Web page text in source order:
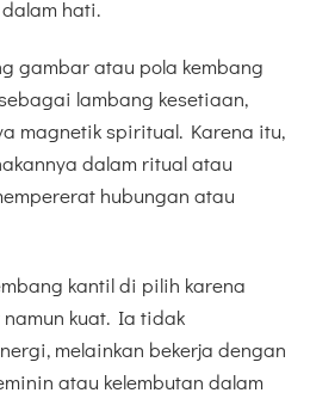
hati.
gambar atau pola kembang
lambang kesetiaan,
magnetik spiritual. Karena itu,
dalam ritual atau
hubungan atau
kantil di pilih karena
kuat. Ia tidak
melainkan bekerja dengan
atau kelembutan dalam